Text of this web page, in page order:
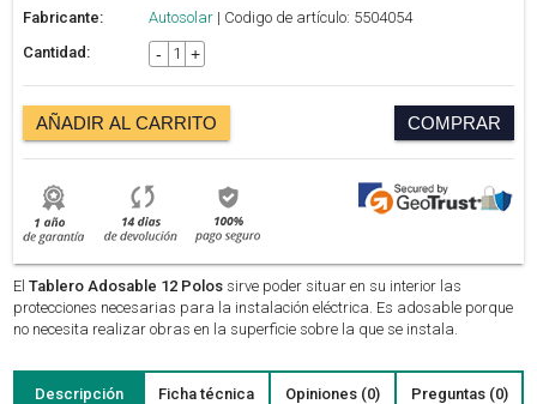
Fabricante:
Autosolar | Codigo de artículo: 5504054
Cantidad:
- +
AÑADIR AL CARRITO COMPRAR
ElTablero Adosable 12 Polos sirve poder situar en su interior las
protecciones necesarias para la instalación eléctrica. Es adosable porque
no necesita realizar obras en la superficie sobre la que se instala.
Descripción Ficha técnica Opiniones (0) Preguntas (0)